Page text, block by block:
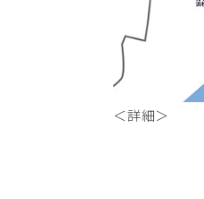
＜詳細＞